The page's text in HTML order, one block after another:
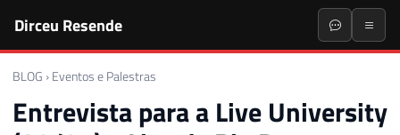
Dirceu Resende
BLOG › Eventos e Palestras
Entrevista para a Live University